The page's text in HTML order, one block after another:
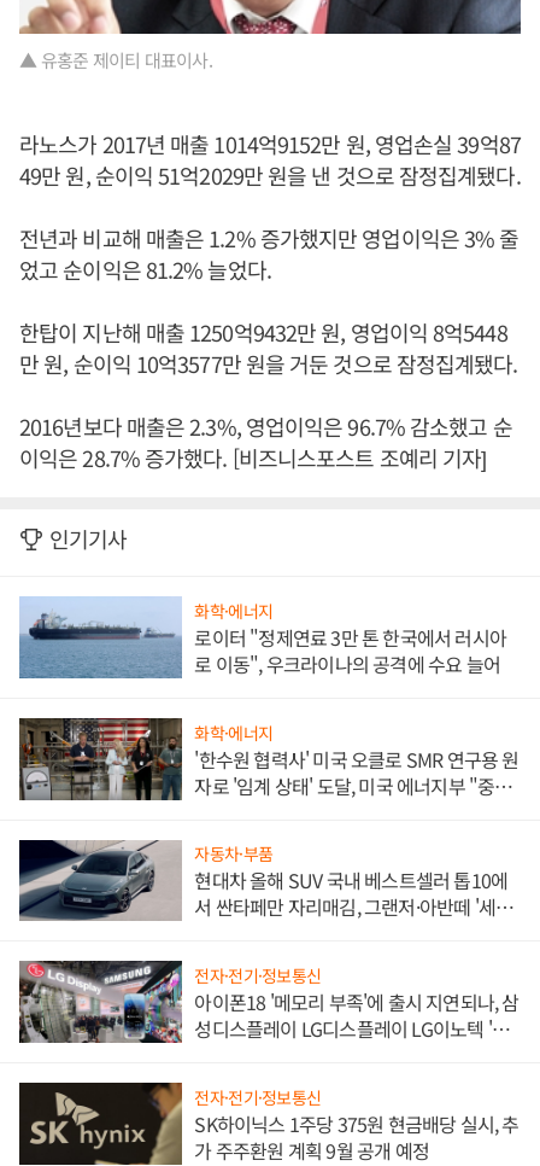
▲ 유홍준 제이티 대표이사.
라노스가 2017년 매출 1014억9152만 원, 영업손실 39억87
49만 원, 순이익 51억2029만 원을 낸 것으로 잠정집계됐다.
전년과 비교해 매출은 1.2% 증가했지만 영업이익은 3% 줄
었고 순이익은 81.2% 늘었다.
한탑이 지난해 매출 1250억9432만 원, 영업이익 8억5448
만 원, 순이익 10억3577만 원을 거둔 것으로 잠정집계됐다.
2016년보다 매출은 2.3%, 영업이익은 96.7% 감소했고 순
이익은 28.7% 증가했다. [비즈니스포스트 조예리 기자]
인기기사
화학·에너지
로이터 "정제연료 3만 톤 한국에서 러시아
로 이동", 우크라이나의 공격에 수요 늘어
화학·에너지
'한수원 협력사' 미국 오클로 SMR 연구용 원
자로 '임계 상태' 도달, 미국 에너지부 "중요
자동차·부품
현대차 올해 SUV 국내 베스트셀러 톱10에
서 싼타페만 자리매김, 그랜저·아반떼 '세단
전자·전기·정보통신
아이폰18 '메모리 부족'에 출시 지연되나, 삼
성디스플레이 LG디스플레이 LG이노텍 '탈
전자·전기·정보통신
SK하이닉스 1주당 375원 현금배당 실시, 추
가 주주환원 계획 9월 공개 예정